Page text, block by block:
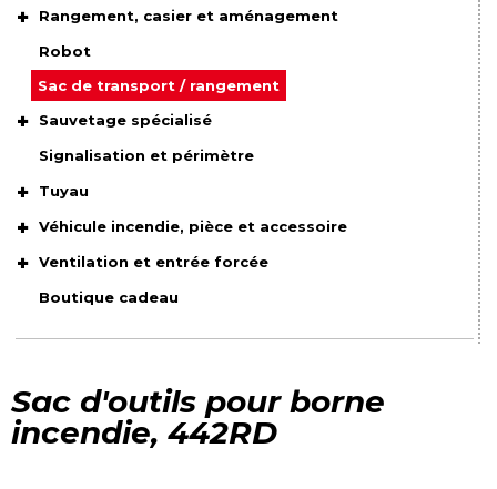
Rangement, casier et aménagement
Robot
Sac de transport / rangement
Sauvetage spécialisé
Signalisation et périmètre
Tuyau
Véhicule incendie, pièce et accessoire
Ventilation et entrée forcée
Boutique cadeau
Sac d'outils pour borne
incendie, 442RD